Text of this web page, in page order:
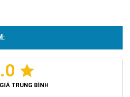
tinh tế, tản nhiệt nhanh, chịu lực tốt
bỉ theo thời gian.
ISO 9001:2015
TRUNG BÌNH